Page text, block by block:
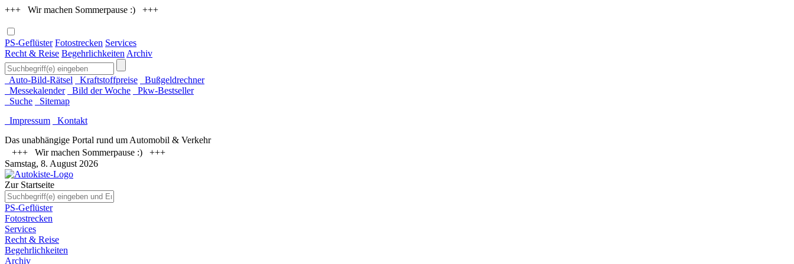
+++ Wir machen Sommerpause :) +++
PS-Geflüster Fotostrecken Services
Recht & Reise Begehrlichkeiten Archiv
Auto-Bild-Rätsel Kraftstoffpreise
Bußgeldrechner
Messekalender
Bild der Woche
Pkw-Bestseller
Suche
Sitemap
Impressum
Kontakt
Das unabhängige Portal rund um Automobil & Verkehr
+++ Wir machen Sommerpause :) +++
Samstag, 8. August 2026
Zur Startseite
PS-Geflüster
Fotostrecken
Services
Recht & Reise
Begehrlichkeiten
Archiv